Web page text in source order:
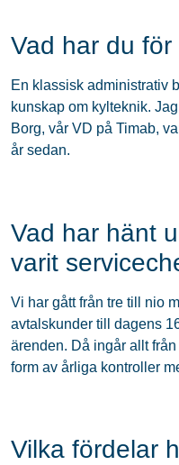
Vad har du
En klassisk administrativ
kunskap om kylteknik.
Borg, vår VD på Timab,
år sedan.
Vad har hänt
varit
Vi har gått från tre till nio
avtalskunder till dagens
ärenden. Då ingår allt
form av årliga kontroller
Vilka fördelar